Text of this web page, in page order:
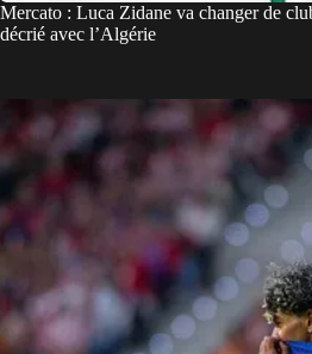
Mercato : Luca Zidane va changer de
décrié avec l’Algérie